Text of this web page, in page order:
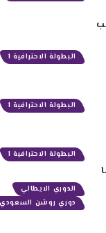
البطولة الاحترافية 1
البطولة الاحترافية 1
البطولة الاحترافية 1
الدوري الايطالي
دوري روشن السعودي